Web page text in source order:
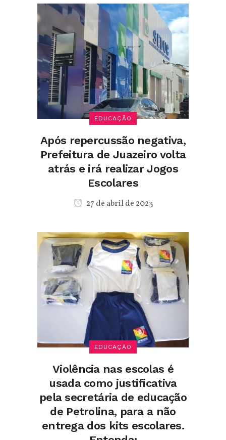
EDUCAÇÃO
Após repercussão negativa,
Prefeitura de Juazeiro volta
atrás e irá realizar Jogos
Escolares
27 de abril de 2023
EDUCAÇÃO
Violência nas escolas é
usada como justificativa
pela secretária de educação
de Petrolina, para a não
entrega dos kits escolares.